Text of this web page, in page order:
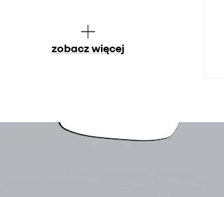
zobacz więcej